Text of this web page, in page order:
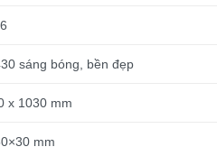
sáng bóng, bền đẹp
x 1030 mm
mm